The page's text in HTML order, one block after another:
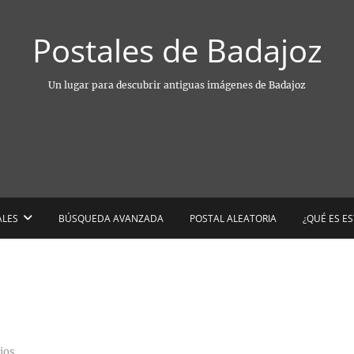
Postales de Badajoz
Un lugar para descubrir antiguas imágenes de Badajoz
BÚSQUEDA AVANZADA POSTAL ALEATORIA ¿QUÉ ES